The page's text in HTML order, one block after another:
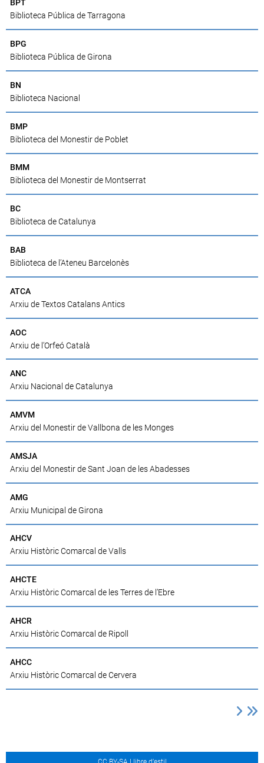
BPT
Biblioteca Pública de Tarragona
BPG
Biblioteca Pública de Girona
BN
Biblioteca Nacional
BMP
Biblioteca del Monestir de Poblet
BMM
Biblioteca del Monestir de Montserrat
BC
Biblioteca de Catalunya
BAB
Biblioteca de l’Ateneu Barcelonès
ATCA
Arxiu de Textos Catalans Antics
AOC
Arxiu de l’Orfeó Català
ANC
Arxiu Nacional de Catalunya
AMVM
Arxiu del Monestir de Vallbona de les Monges
AMSJA
Arxiu del Monestir de Sant Joan de les Abadesses
AMG
Arxiu Municipal de Girona
AHCV
Arxiu Històric Comarcal de Valls
AHCTE
Arxiu Històric Comarcal de les Terres de l’Ebre
AHCR
Arxiu Històric Comarcal de Ripoll
AHCC
Arxiu Històric Comarcal de Cervera